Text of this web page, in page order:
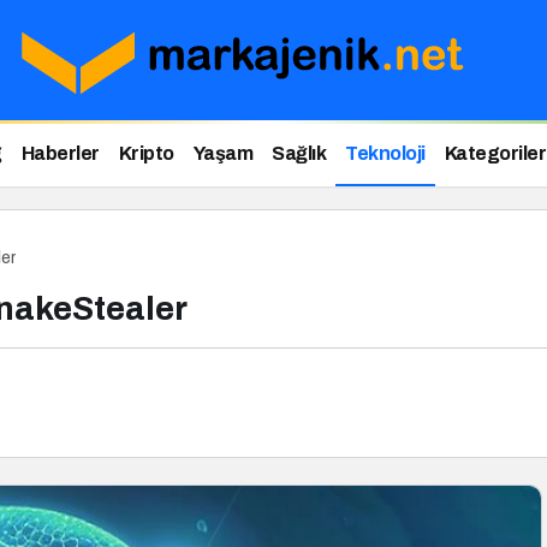
Haberler Kripto Yaşam Sağlık Teknoloji Kategoriler